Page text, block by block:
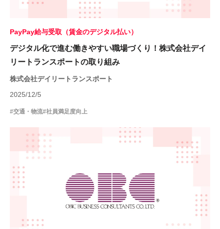
PayPay給与受取（賃金のデジタル払い）
デジタル化で進む働きやすい職場づくり！株式会社デイ
リートランスポートの取り組み
株式会社デイリートランスポート
2025/12/5
#交通・物流#社員満足度向上